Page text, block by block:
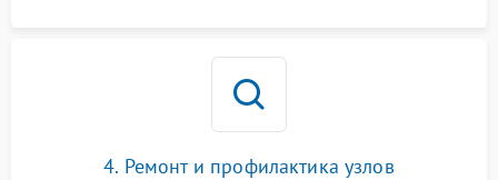
4. Ремонт и профилактика узлов